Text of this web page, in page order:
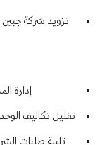
تزويد شركة جبين
إدارة
تقليل تكاليف
تلبية طلبات